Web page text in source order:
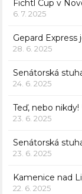
Fichtl Cup v
6. 7. 2025
Gepard
28. 6. 2025
Senátorská
24. 6. 2025
Teď, nebo
23. 6. 2025
Senátorská
23. 6. 2025
Kamenice nad
22. 6. 2025